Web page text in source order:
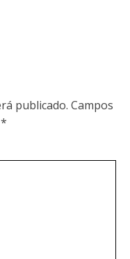
publicado. Campos
*